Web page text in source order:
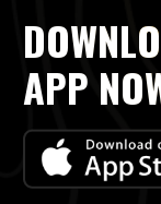
APP